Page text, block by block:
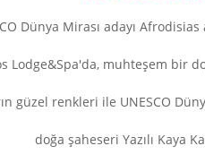
Dünya Mirası adayı
Lodge&Spa'da, muhteşem bir
güzel renkleri ile UNESCO
doğa şaheseri Yazılı Kaya